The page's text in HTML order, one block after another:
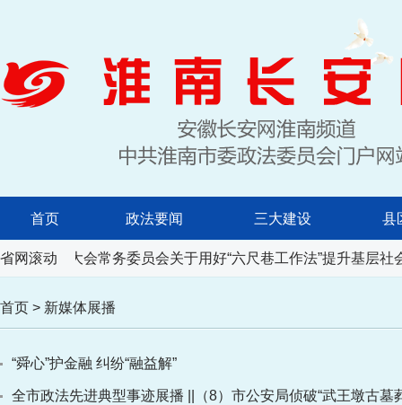
首页 政法要闻 三大建设 县
省网滚动
民代表大会常务委员会关于用好“六尺巷工作法”提升基层社
首页 > 新媒体展播
“舜心”护金融 纠纷“融益解”
全市政法先进典型事迹展播 ||（8）市公安局侦破“武王墩古墓